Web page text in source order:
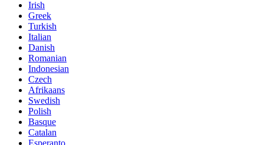
Irish
Greek
Turkish
Italian
Danish
Romanian
Indonesian
Czech
Afrikaans
Swedish
Polish
Basque
Catalan
Esperanto